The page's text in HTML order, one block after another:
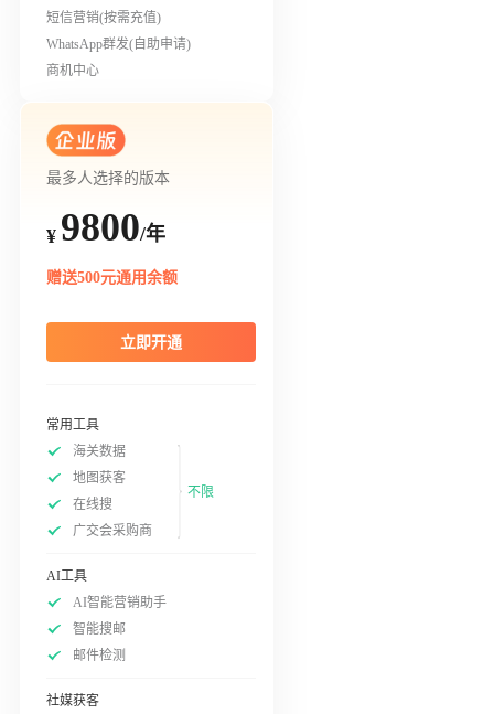
短信营销(按需充值)
WhatsApp群发(自助申请)
商机中心
最多人选择的版本
¥ 9800/年
赠送500元通用余额
立即开通
常用工具
海关数据
地图获客
在线搜
广交会采购商
不限
AI工具
AI智能营销助手
智能搜邮
邮件检测
社媒获客